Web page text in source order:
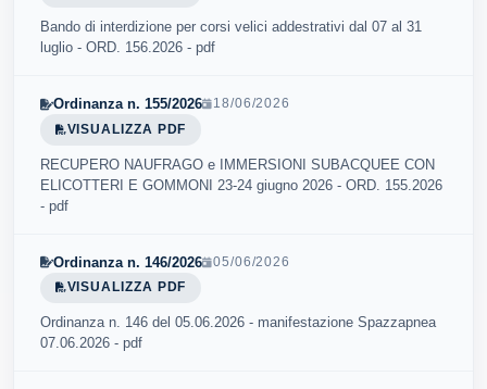
Bando di interdizione per corsi velici addestrativi dal 07 al 31
luglio - ORD. 156.2026 - pdf
Ordinanza n. 155/2026
18/06/2026
VISUALIZZA PDF
RECUPERO NAUFRAGO e IMMERSIONI SUBACQUEE CON
ELICOTTERI E GOMMONI 23-24 giugno 2026 - ORD. 155.2026
- pdf
Ordinanza n. 146/2026
05/06/2026
VISUALIZZA PDF
Ordinanza n. 146 del 05.06.2026 - manifestazione Spazzapnea
07.06.2026 - pdf